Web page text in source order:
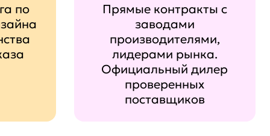
по
Прямые контракты с
заводами
производителями,
лидерами рынка.
Официальный дилер
проверенных
поставщиков